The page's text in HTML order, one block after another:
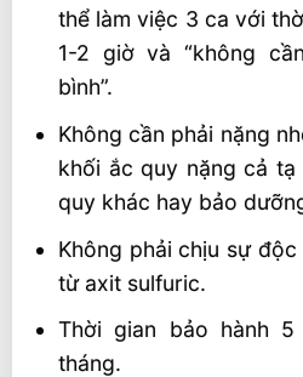
thể làm việc 3 ca với
1-2 giờ và “không
bình”.
Không cần phải nặng
khối ắc quy nặng cả
quy khác hay bảo
Không phải chịu sự
từ axit sulfuric.
Thời gian bảo hành
tháng.